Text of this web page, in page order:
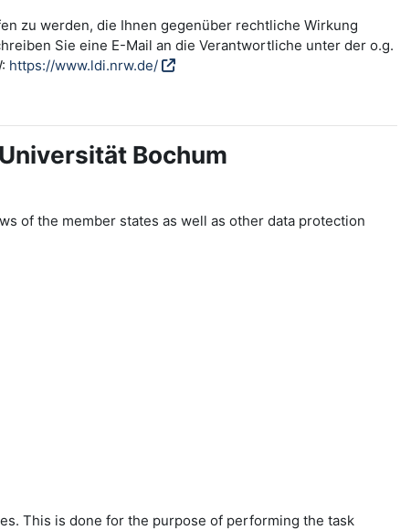
zu werden, die Ihnen gegenüber rechtliche Wirkung
Sie eine E-Mail an die Verantwortliche unter der o.g.
https://www.ldi.nrw.de/
Bochum
of the member states as well as other data protection
This is done for the purpose of performing the task